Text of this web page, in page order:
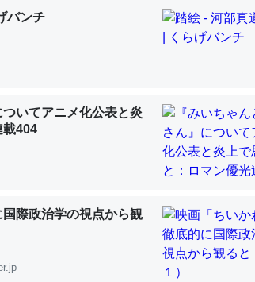
素も不足してて両方に不利だから両方が拮抗し
違うのか？
ったり努力してるし。
問題＝「昆虫はなぜ海にいないのか」に関する新仮説
バンチ
ついてアニメ化公表と炎
載404
際政治学の視点から観